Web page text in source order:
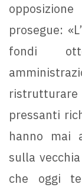
prosegue:
fondi
ristrutturare
pressanti
hanno mai
sulla
che oggi